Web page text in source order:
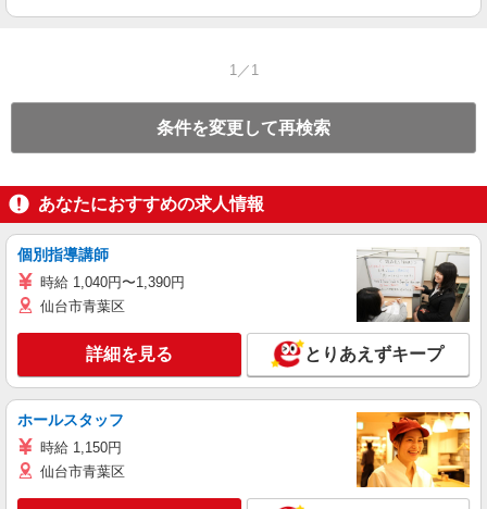
1／1
条件を変更して再検索
あなたにおすすめの求人情報
個別指導講師
時給 1,040円〜1,390円
仙台市青葉区
詳細を見る とりあえずキープ
ホールスタッフ
時給 1,150円
仙台市青葉区